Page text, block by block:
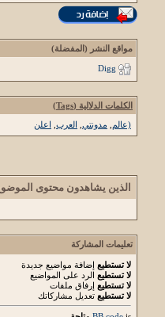
مواقع النشر (المفضلة)
Digg
الكلمات الدلالية (Tags)
(عالم
مدونتي العرب اعلن
الذين يشاهدون محتوى الموضوع
تعليمات المشاركة
لا تستطيع إضافة مواضيع جديدة
لا تستطيع الرد على المواضيع
لا تستطيع إرفاق ملفات
لا تستطيع تعديل مشاركاتك